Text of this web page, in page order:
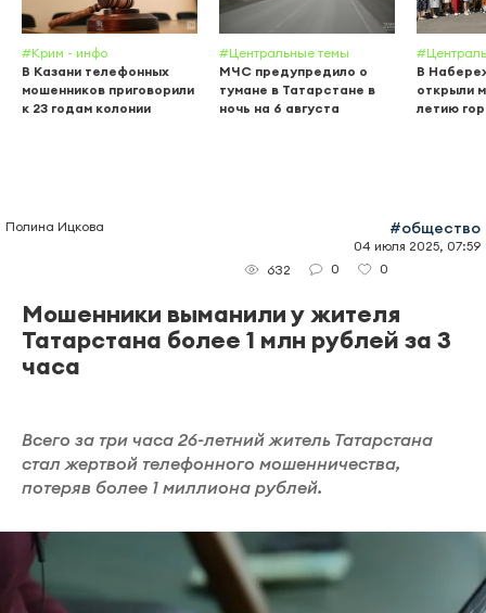
#Крим - инфо
В Казани телефонных
мошенников приговорили
к 23 годам колонии
#Центральные темы
МЧС предупредило о
тумане в Татарстане в
ночь на 6 августа
В
открыли
летию
Полина Ицкова #общество
04 июля 2025, 07:59
632
0 0
Мошенники выманили у жителя
Татарстана более 1 млн рублей за 3
часа
Всего за три часа 26-летний житель Татарстана
стал жертвой телефонного мошенничества,
потеряв более 1 миллиона рублей.